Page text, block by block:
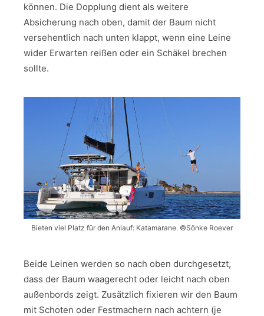
können. Die Dopplung dient als weitere
Absicherung nach oben, damit der Baum nicht
versehentlich nach unten klappt, wenn eine Leine
wider Erwarten reißen oder ein Schäkel brechen
sollte.
Bieten viel Platz für den Anlauf: Katamarane. ©Sönke Roever
Beide Leinen werden so nach oben durchgesetzt,
dass der Baum waagerecht oder leicht nach oben
außenbords zeigt. Zusätzlich fixieren wir den Baum
mit Schoten oder Festmachern nach achtern (je